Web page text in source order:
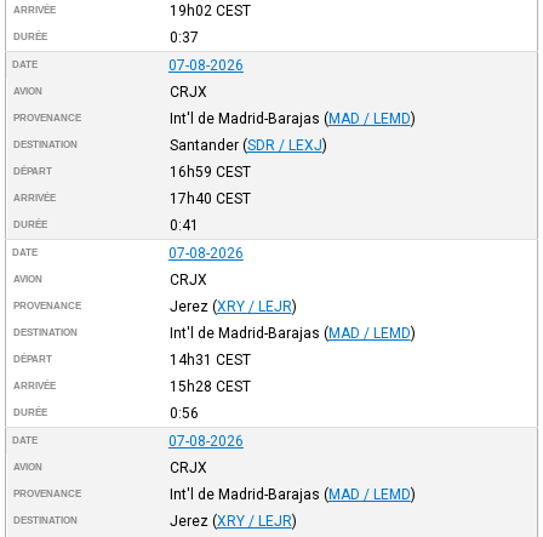
ARRIVÉE 19h02 CEST
DURÉE 0:37
DATE 07-08-2026
AVION CRJX
PROVENANCE Int'l de Madrid-Barajas (MAD / LEMD)
DESTINATION Santander (SDR / LEXJ)
DÉPART 16h59 CEST
ARRIVÉE 17h40 CEST
DURÉE 0:41
DATE 07-08-2026
AVION CRJX
PROVENANCE Jerez (XRY / LEJR)
DESTINATION Int'l de Madrid-Barajas (MAD / LEMD)
DÉPART 14h31 CEST
ARRIVÉE 15h28 CEST
DURÉE 0:56
DATE 07-08-2026
AVION CRJX
PROVENANCE Int'l de Madrid-Barajas (MAD / LEMD)
DESTINATION Jerez (XRY / LEJR)